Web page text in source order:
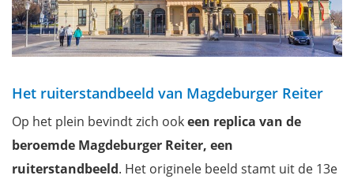
Het ruiterstandbeeld van Magdeburger Reiter
Op het plein bevindt zich ookeen replica van de
beroemde Magdeburger Reiter, een
ruiterstandbeeld. Het originele beeld stamt uit de 13e